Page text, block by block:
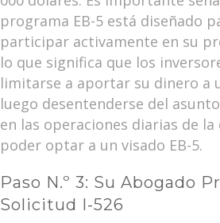
programa EB-5 está diseñado
participar activamente en su
lo que significa que los
limitarse a aportar su dinero a
luego desentenderse del
en las operaciones diarias de
poder optar a un visado EB-5.
Paso N.º 3: Su Abogado
Solicitud I-526